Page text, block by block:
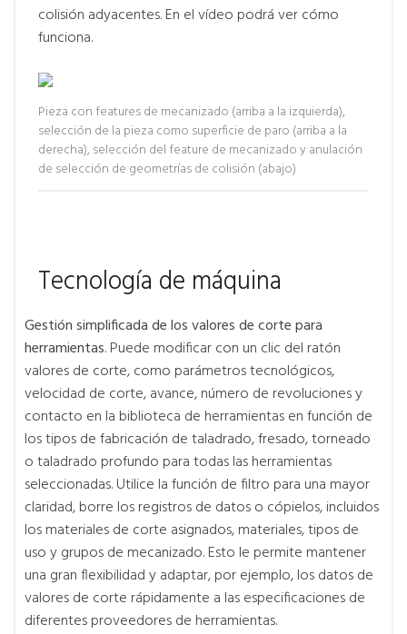
colisión adyacentes. En el vídeo podrá ver cómo
funciona.
Pieza con features de mecanizado (arriba a la izquierda),
selección de la pieza como superficie de paro (arriba a la
derecha), selección del feature de mecanizado y anulación
de selección de geometrías de colisión (abajo)
Tecnología de máquina
Gestión simplificada de los valores de corte para
herramientas. Puede modificar con un clic del ratón
valores de corte, como parámetros tecnológicos,
velocidad de corte, avance, número de revoluciones y
contacto en la biblioteca de herramientas en función de
los tipos de fabricación de taladrado, fresado, torneado
o taladrado profundo para todas las herramientas
seleccionadas. Utilice la función de filtro para una mayor
claridad, borre los registros de datos o cópielos, incluidos
los materiales de corte asignados, materiales, tipos de
uso y grupos de mecanizado. Esto le permite mantener
una gran flexibilidad y adaptar, por ejemplo, los datos de
valores de corte rápidamente a las especificaciones de
diferentes proveedores de herramientas.